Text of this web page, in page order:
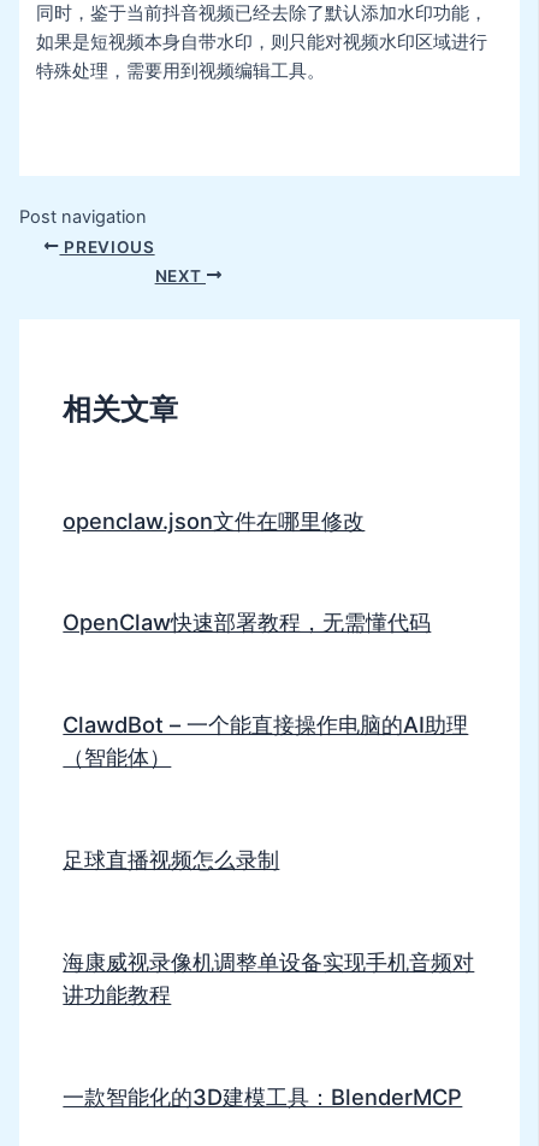
同时，鉴于当前抖音视频已经去除了默认添加水印功能，
如果是短视频本身自带水印，则只能对视频水印区域进行
特殊处理，需要用到视频编辑工具。
Post navigation
PREVIOUS
NEXT
相关文章
openclaw.json文件在哪里修改
OpenClaw快速部署教程，无需懂代码
ClawdBot – 一个能直接操作电脑的AI助理
（智能体）
足球直播视频怎么录制
海康威视录像机调整单设备实现手机音频对
讲功能教程
一款智能化的3D建模工具：BlenderMCP